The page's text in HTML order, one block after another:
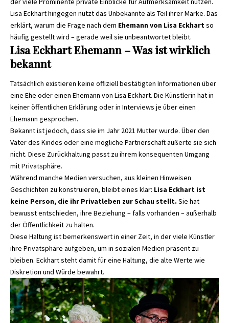
Lisa Eckhart hingegen nutzt das Unbekannte als Teil ihrer Marke. Das
erklärt, warum die Frage nach dem Ehemann von Lisa Eckhartso
häufig gestellt wird – gerade weil sie unbeantwortet bleibt.
Lisa Eckhart Ehemann – Was ist wirklich
bekannt
Tatsächlich existieren keine offiziell bestätigten Informationen über
eine Ehe oder einen Ehemann von Lisa Eckhart. Die Künstlerin hat in
keiner öffentlichen Erklärung oder in Interviews je über einen
Ehemann gesprochen.
Bekannt ist jedoch, dass sie im Jahr 2021 Mutter wurde. Über den
Vater des Kindes oder eine mögliche Partnerschaft äußerte sie sich
nicht. Diese Zurückhaltung passt zu ihrem konsequenten Umgang
mit Privatsphäre.
Während manche Medien versuchen, aus kleinen Hinweisen
Geschichten zu konstruieren, bleibt eines klar: Lisa Eckhart ist
keine Person, die ihr Privatleben zur Schau stellt. Sie hat
bewusst entschieden, ihre Beziehung – falls vorhanden – außerhalb
der Öffentlichkeit zu halten.
Diese Haltung ist bemerkenswert in einer Zeit, in der viele Künstler
ihre Privatsphäre aufgeben, um in sozialen Medien präsent zu
bleiben. Eckhart steht damit für eine Haltung, die alte Werte wie
Diskretion und Würde bewahrt.